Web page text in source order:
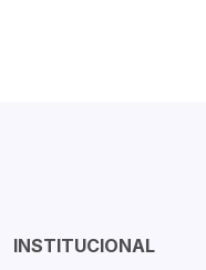
INSTITUCIONAL